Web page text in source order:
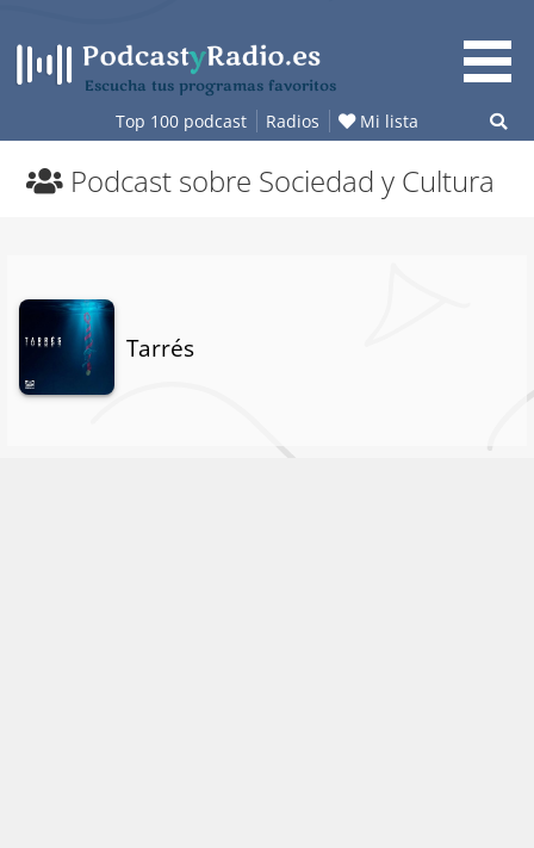
contenido
Escucha tus programas favoritos
Top 100 podcast Radios Mi lista
Podcast sobre Sociedad y Cultura
Tarrés